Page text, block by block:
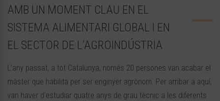
AMB UN MOMENT CLAU EN EL
SISTEMA ALIMENTARI GLOBAL I EN
EL SECTOR DE L’AGROINDÚSTRIA
L’any passat, a tot Catalunya, només 20 persones van acabar el
màster que habilita per ser enginyer agrònom. Per arribar a aquí,
van haver d’estudiar quatre anys de grau tècnic a les diferents